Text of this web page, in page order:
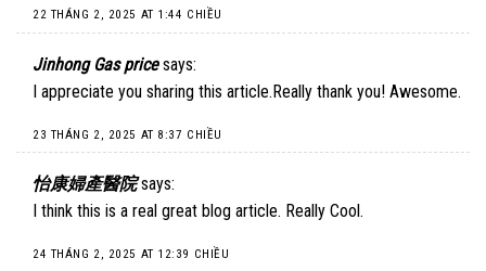
22 THÁNG 2, 2025 AT 1:44 CHIỀU
Jinhong Gas price says:
I appreciate you sharing this article.Really thank you! Awesome.
23 THÁNG 2, 2025 AT 8:37 CHIỀU
怡康婦產醫院 says:
I think this is a real great blog article. Really Cool.
24 THÁNG 2, 2025 AT 12:39 CHIỀU